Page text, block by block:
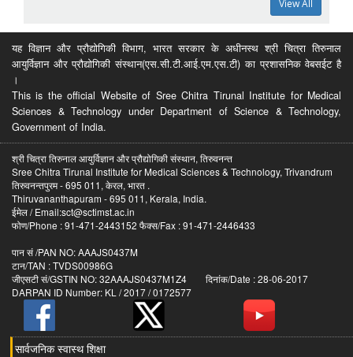
View All
यह विज्ञान और प्रौद्योगिकी विभाग, भारत सरकार के अधीनस्थ श्री चित्रा तिरुनाल
आयुर्विज्ञान और प्रौद्योगिकी संस्थान(एस.सी.टी.आई.एम.एस.टी) का प्रशासनिक वेबसईट है
।
This is the official Website of Sree Chitra Tirunal Institute for Medical
Sciences & Technology under Department of Science & Technology,
Government of India.
श्री चित्रा तिरुनाल आयुर्विज्ञान और प्रौद्योगिकी संस्थान, तिरुवनन्त
Sree Chitra Tirunal Institute for Medical Sciences & Technology, Trivandrum
तिरुवनन्तपुरम - 695 011, केरल, भारत .
Thiruvananthapuram - 695 011, Kerala, India.
ईमेल / Email:sct@sctimst.ac.in
फोण/Phone : 91-471-2443152 फैक्स/Fax : 91-471-2446433
पान सं /PAN NO: AAAJS0437M
टान/TAN : TVDS00986G
जीएसटी सं/GSTIN NO: 32AAAJS0437M1Z4 दिनांक/Date : 28-06-2017
DARPAN ID Number: KL / 2017 / 0172577
सार्वजनिक स्वास्थ शिक्षा